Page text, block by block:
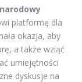
platformę dla
okazja, aby
a także wziąć
umiejętności
dyskusje na